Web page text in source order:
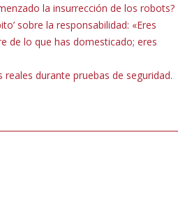
la insurrección de los robots?
sobre la responsabilidad: «Eres
de lo que has domesticado; eres
reales durante pruebas de seguridad.